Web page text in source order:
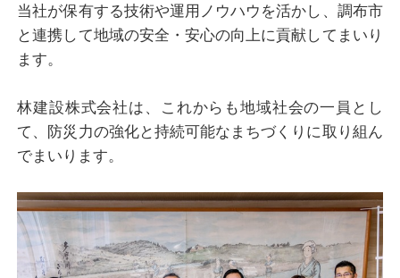
当社が保有する技術や運用ノウハウを活かし、調布市
と連携して地域の安全・安心の向上に貢献してまいり
ます。
林建設株式会社は、これからも地域社会の一員とし
て、防災力の強化と持続可能なまちづくりに取り組ん
でまいります。